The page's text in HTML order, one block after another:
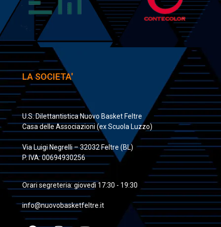
LA SOCIETA'
U.S. Dilettantistica Nuovo Basket Feltre
Casa delle Associazioni (ex Scuola Luzzo)
Via Luigi Negrelli – 32032 Feltre (BL)
P. IVA: 00694930256
Orari segreteria: giovedì 17:30 - 19:30
info@nuovobasketfeltre.it